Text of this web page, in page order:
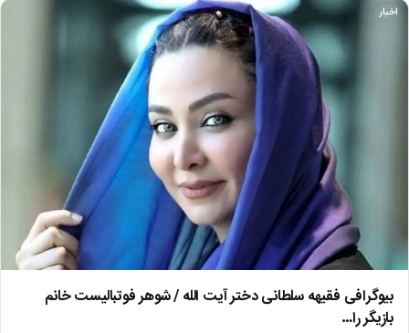
اخبار
بیوگرافی فقیهه سلطانی دختر آیت الله / شوهر فوتبالیست خانم
بازیگر را…